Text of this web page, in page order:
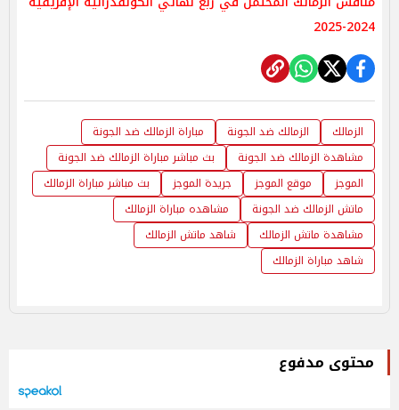
2024-2025
الزمالك الزمالك ضد الجونة
مباراة الزمالك ضد الجونة
مشاهدة الزمالك ضد الجونة
بث مباشر مباراة الزمالك ضد الجونة
الموجز
موقع الموجز جريدة الموجز
بث مباشر مباراة الزمالك
ماتش الزمالك ضد الجونة
مشاهده مباراة الزمالك
مشاهدة ماتش الزمالك
شاهد ماتش الزمالك
شاهد مباراة الزمالك
محتوى مدفوع